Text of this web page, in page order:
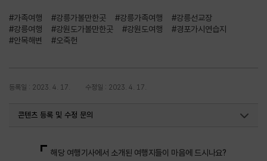
#가족여행 #강릉가볼만한곳 #강릉가족여행
#강릉선교장
#강릉여행
#강원도가볼만한곳 #강원도여행
#경포가시연습지
#안목해변
#오죽헌
등록일 : 2023. 4. 17. 수정일 : 2023. 4. 17.
콘텐츠 등록 및 수정 문의
해당 여행기사에서 소개된 여행지들이 마음에 드시나요?